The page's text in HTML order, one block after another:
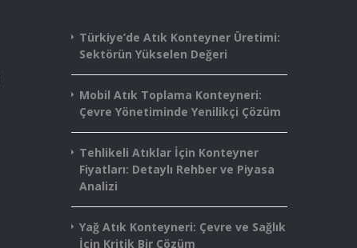
Türkiye’de Atık Konteyner Üretimi:
Sektörün Yükselen Değeri
Mobil Atık Toplama Konteyneri:
Çevre Yönetiminde Yenilikçi Çözüm
Tehlikeli Atıklar İçin Konteyner
Fiyatları: Detaylı Rehber ve Piyasa
Analizi
Yağ Atık Konteyneri: Çevre ve Sağlık
İçin Kritik Bir Çözüm